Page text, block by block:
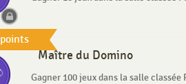
points
Maître du Domino
Gagner 100 jeux dans la salle classée